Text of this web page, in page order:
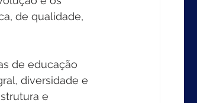
de qualidade,
de educação
diversidade e
e